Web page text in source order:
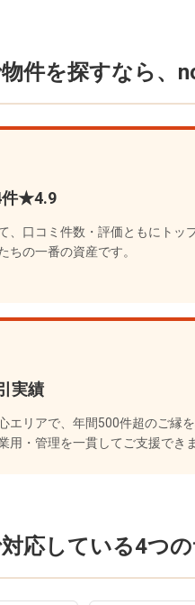
件を探すなら、
件★4.9
、口コミ件数・評価ともにトッ
ちの一番の資産です。
実績
エリアで、年間500件超のご縁
用・管理を一貫してご支援できま
応している4つ